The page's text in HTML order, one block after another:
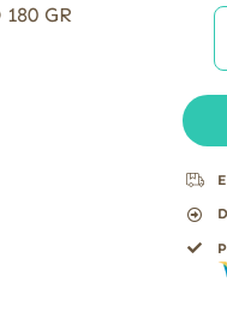
GR